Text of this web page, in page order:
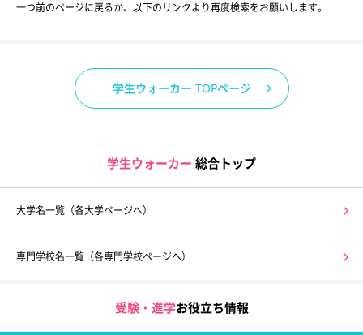
一つ前のページに戻るか、以下のリンクより再度検索をお願いします。
学生ウォーカー TOPページ
学生ウォーカー 総合トップ
大学名一覧（各大学ページへ）
専門学校名一覧（各専門学校ページへ）
受験・進学お役立ち情報